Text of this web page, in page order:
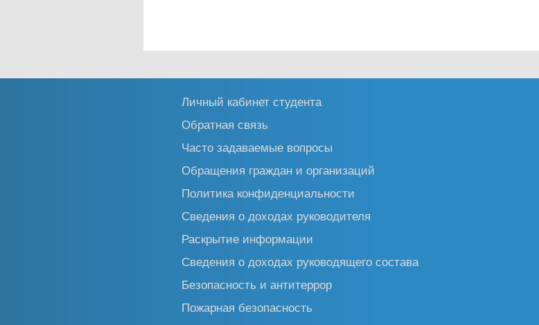
Личный кабинет студента
Обратная связь
Часто задаваемые вопросы
Обращения граждан и организаций
Политика конфиденциальности
Сведения о доходах руководителя
Раскрытие информации
Сведения о доходах руководящего состава
Безопасность и антитеррор
Пожарная безопасность